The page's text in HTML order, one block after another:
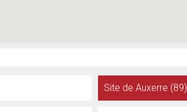
Site de Auxerre (89)